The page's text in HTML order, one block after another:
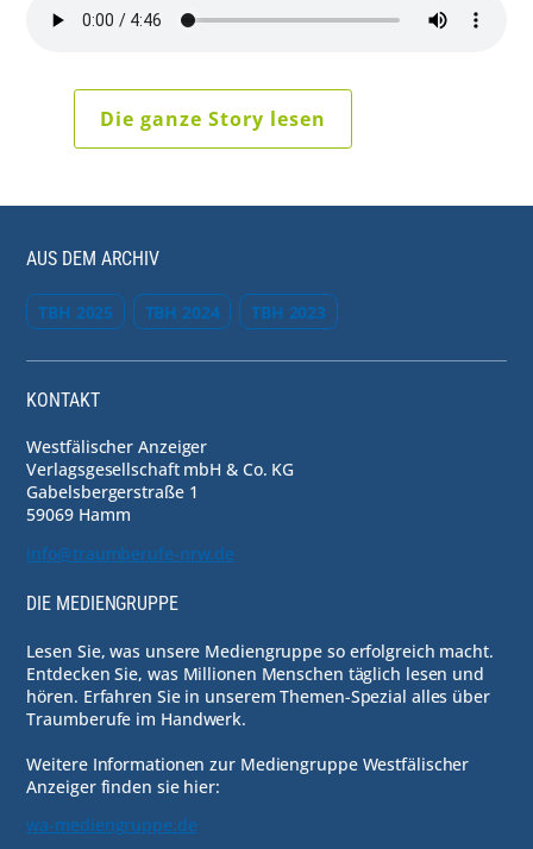
Die ganze Story lesen
AUS DEM ARCHIV
TBH 2025 TBH 2024 TBH 2023
KONTAKT
Westfälischer Anzeiger
Verlagsgesellschaft mbH & Co. KG
Gabelsbergerstraße 1
59069 Hamm
info@traumberufe-nrw.de
DIE MEDIENGRUPPE
Lesen Sie, was unsere Mediengruppe so erfolgreich macht.
Entdecken Sie, was Millionen Menschen täglich lesen und
hören. Erfahren Sie in unserem Themen-Spezial alles über
Traumberufe im Handwerk.
Weitere Informationen zur Mediengruppe Westfälischer
Anzeiger finden sie hier:
wa-mediengruppe.de